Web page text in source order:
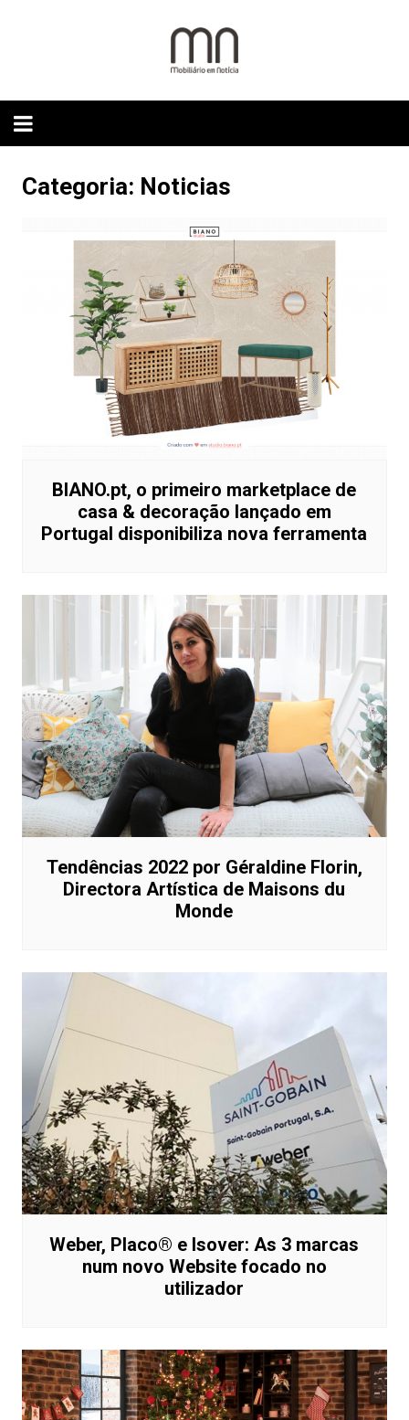
Categoria: Noticias
BIANO.pt, o primeiro marketplace de
casa & decoração lançado em
Portugal disponibiliza nova ferramenta
Tendências 2022 por Géraldine Florin,
Directora Artística de Maisons du
Monde
Weber, Placo® e Isover: As 3 marcas
num novo Website focado no
utilizador